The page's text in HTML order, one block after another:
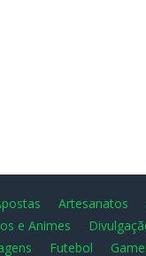
Artesanatos
e Animes
Futebol